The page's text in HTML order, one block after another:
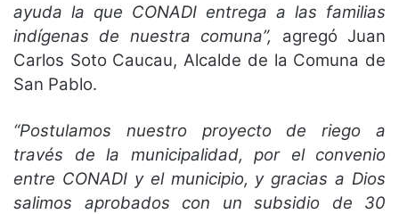
ayuda la que CONADI entrega a las familias
indígenas de nuestra comuna”, agregó Juan
Carlos Soto Caucau, Alcalde de la Comuna de
San Pablo.
“Postulamos nuestro proyecto de riego a
través de la municipalidad, por el convenio
entre CONADI y el municipio, y gracias a Dios
salimos aprobados con un subsidio de 30